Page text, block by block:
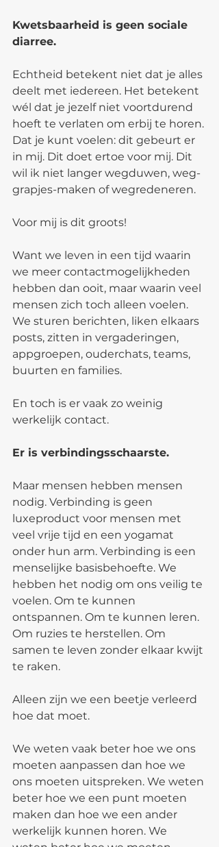
Kwetsbaarheid is geen sociale
diarree.
Echtheid betekent niet dat je alles
deelt met iedereen. Het betekent
wél dat je jezelf niet voortdurend
hoeft te verlaten om erbij te horen.
Dat je kunt voelen: dit gebeurt er
in mij. Dit doet ertoe voor mij. Dit
wil ik niet langer wegduwen, weg-
grapjes-maken of wegredeneren.
Voor mij is dit groots!
Want we leven in een tijd waarin
we meer contactmogelijkheden
hebben dan ooit, maar waarin veel
mensen zich toch alleen voelen.
We sturen berichten, liken elkaars
posts, zitten in vergaderingen,
appgroepen, ouderchats, teams,
buurten en families.
En toch is er vaak zo weinig
werkelijk contact.
Er is verbindingsschaarste.
Maar mensen hebben mensen
nodig. Verbinding is geen
luxeproduct voor mensen met
veel vrije tijd en een yogamat
onder hun arm. Verbinding is een
menselijke basisbehoefte. We
hebben het nodig om ons veilig te
voelen. Om te kunnen
ontspannen. Om te kunnen leren.
Om ruzies te herstellen. Om
samen te leven zonder elkaar kwijt
te raken.
Alleen zijn we een beetje verleerd
hoe dat moet.
We weten vaak beter hoe we ons
moeten aanpassen dan hoe we
ons moeten uitspreken. We weten
beter hoe we een punt moeten
maken dan hoe we een ander
werkelijk kunnen horen. We